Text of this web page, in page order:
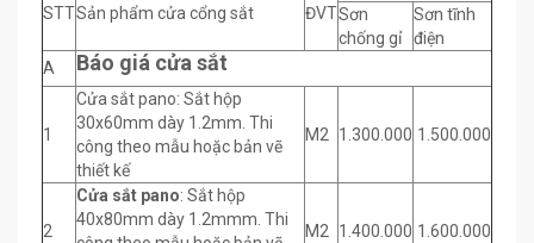
STTSản phẩm cửa cổng sắt ĐVTSơn
chống gỉ
Sơn tĩnh
điện
A
Báo giá cửa sắt
1
Cửa sắt pano: Sắt hộp
30x60mm dày 1.2mm. Thi
công theo mẫu hoặc bản vẽ
thiết kế
M2 1.300.000 1.500.000
2
Cửa sắt pano: Sắt hộp
40x80mm dày 1.2mmm. Thi
M2 1.400.000 1.600.000